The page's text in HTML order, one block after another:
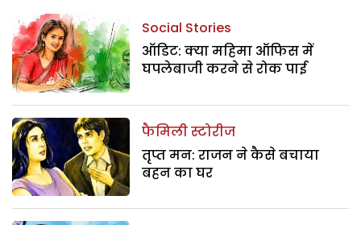
Social Stories
ऑडिट: क्या महिमा ऑफिस में
घपलेबाजी करने से रोक पाई
फैमिली स्टोरीज
तृप्त मन: राजन ने कैसे बचाया
बहन का घर